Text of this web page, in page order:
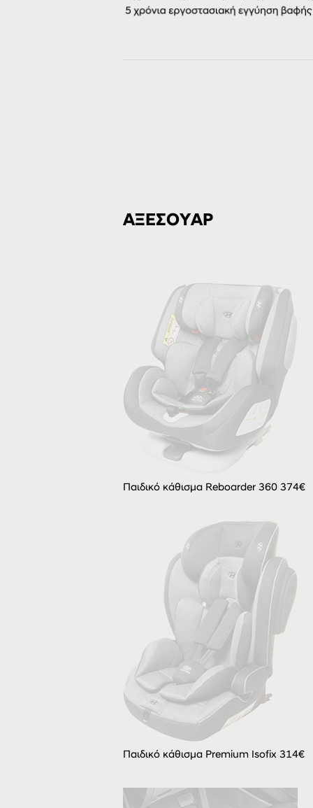
ΑΞΕΣΟΥΑΡ
Παιδικό κάθισμα Reboarder 360 374€
Παιδικό κάθισμα Premium Isofix 314€